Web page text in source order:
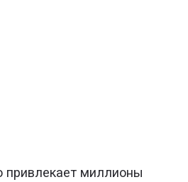
привлекает миллионы